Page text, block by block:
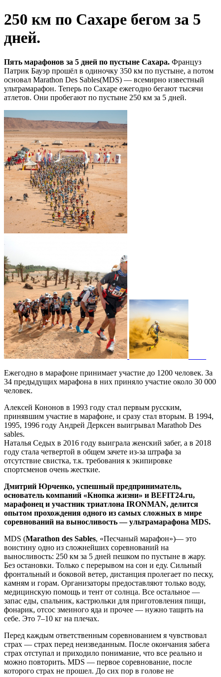
250 км по Сахаре бегом за 5
дней.
Пять марафонов за 5 дней по пустыне Сахара. Француз
Патрик Бауэр прошёл в одиночку 350 км по пустыне, а потом
основал Marathon Des Sables(MDS) — всемирно известный
ультрамарафон. Теперь по Сахаре ежегодно бегают тысячи
атлетов. Они пробегают по пустыне 250 км за 5 дней.
Ежегодно в марафоне принимает участие до 1200 человек. За
34 предыдущих марафона в них приняло участие около 30 000
человек.
Алексей Кононов в 1993 году стал первым русским,
принявшим участие в марафоне, и сразу стал вторым. В 1994,
1995, 1996 году Андрей Дерксен выигрывал Marathob Des
sables.
Наталья Седых в 2016 году выиграла женский забег, а в 2018
году стала четвертой в общем зачете из-за штрафа за
отсутствие свистка, т.к. требования к экипировке
спортсменов очень жесткие.
Дмитрий Юрченко, успешный предприниматель,
основатель компаний «Кнопка жизни» и BEFIT24.ru,
марафонец и участник триатлона IRONMAN, делится
опытом прохождения одного из самых сложных в мире
соревнований на выносливость — ультрамарафона MDS.
MDS (Marathon des Sables, «Песчаный марафон»)–– это
воистину одно из сложнейших соревнований на
выносливость: 250 км за 5 дней пешком по пустыне в жару.
Без остановки. Только с перерывом на сон и еду. Сильный
фронтальный и боковой ветер, дистанция пролегает по песку,
камням и горам. Организаторы предоставляют только воду,
медицинскую помощь и тент от солнца. Все остальное ––
запас еды, спальник, кастрюльки для приготовления пищи,
фонарик, отсос змеиного яда и прочее –– нужно тащить на
себе. Это 7–10 кг на плечах.
Перед каждым ответственным соревнованием я чувствовал
страх –– страх перед неизведанным. После окончания забега
страх отступал и приходило понимание, что все реально и
можно повторить. MDS — первое соревнование, после
которого страх не прошел. До сих пор в голове не